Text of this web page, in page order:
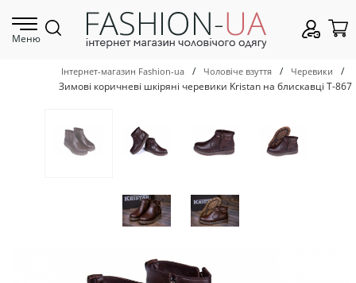
Меню
Інтернет-магазин Fashion-ua / Чоловіче взуття / Черевики
/
Зимові коричневі шкіряні черевики Kristan на блискавці Т-867